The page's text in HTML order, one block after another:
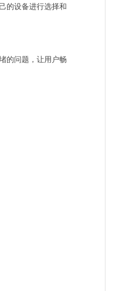
的设备进行选择和
的问题，让用户畅